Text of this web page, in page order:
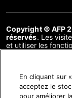
Copyright © AFP
réservés. Les
et utiliser les
communication
soit, sans licence
éléments
présentés ou font
En cliquant sur
acceptez le
pour améliorer